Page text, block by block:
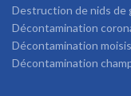
Destruction de nids de
Décontamination
Décontamination
Décontamination